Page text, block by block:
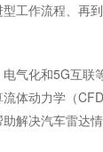
工作流程、再
气化和5G互
体动力学（
解决汽车雷达